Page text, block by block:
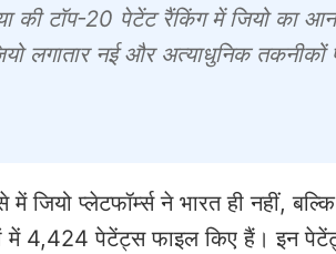
की टॉप-20 पेटेंट रैंकिंग में जियो का
लगातार नई और अत्याधुनिक तकनीकों
प्लेटफॉर्म्स ने भारत ही नहीं, बल्कि
में 4,424 पेटेंट्स फाइल किए हैं। इन